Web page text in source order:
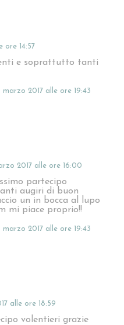
ore 14:57
e soprattutto tanti
marzo 2017 alle ore 19:43
2017 alle ore 16:00
partecipo
augiri di buon
un in bocca al lupo
mi piace proprio!!
marzo 2017 alle ore 19:43
alle ore 18:59
volentieri grazie